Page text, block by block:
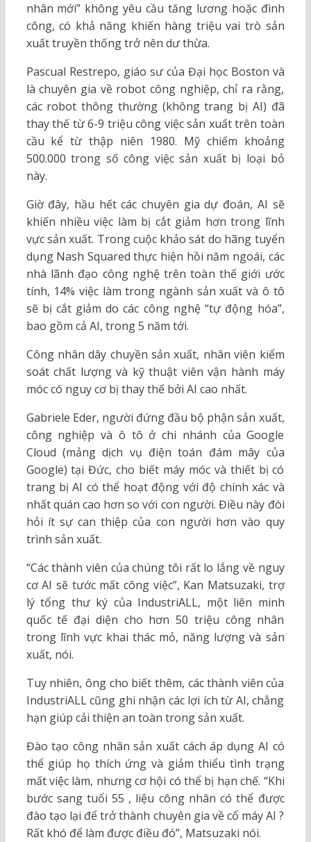
nhân mới” không yêu cầu tăng lương hoặc đình
công, có khả năng khiến hàng triệu vai trò sản
xuất truyền thống trở nên dư thừa.
Pascual Restrepo, giáo sư của Đại học Boston và
là chuyên gia về robot công nghiệp, chỉ ra rằng,
các robot thông thường (không trang bị AI) đã
thay thế từ 6-9 triệu công việc sản xuất trên toàn
cầu kể từ thập niên 1980. Mỹ chiếm khoảng
500.000 trong số công việc sản xuất bị loại bỏ
này.
Giờ đây, hầu hết các chuyên gia dự đoán, AI sẽ
khiến nhiều việc làm bị cắt giảm hơn trong lĩnh
vực sản xuất. Trong cuộc khảo sát do hãng tuyển
dụng Nash Squared thực hiện hồi năm ngoái, các
nhà lãnh đạo công nghệ trên toàn thế giới ước
tính, 14% việc làm trong ngành sản xuất và ô tô
sẽ bị cắt giảm do các công nghệ “tự động hóa”,
bao gồm cả AI, trong 5 năm tới.
Công nhân dây chuyền sản xuất, nhân viên kiểm
soát chất lượng và kỹ thuật viên vận hành máy
móc có nguy cơ bị thay thế bởi AI cao nhất.
Gabriele Eder, người đứng đầu bộ phận sản xuất,
công nghiệp và ô tô ở chi nhánh của Google
Cloud (mảng dịch vụ điện toán đám mây của
Google) tại Đức, cho biết máy móc và thiết bị có
trang bị AI có thể hoạt động với độ chính xác và
nhất quán cao hơn so với con người. Điều này đòi
hỏi ít sự can thiệp của con người hơn vào quy
trình sản xuất.
“Các thành viên của chúng tôi rất lo lắng về nguy
cơ AI sẽ tước mất công việc”, Kan Matsuzaki, trợ
lý tổng thư ký của IndustriALL, một liên minh
quốc tế đại diện cho hơn 50 triệu công nhân
trong lĩnh vực khai thác mỏ, năng lượng và sản
xuất, nói.
Tuy nhiên, ông cho biết thêm, các thành viên của
IndustriALL cũng ghi nhận các lợi ích từ AI, chẳng
hạn giúp cải thiện an toàn trong sản xuất.
Đào tạo công nhân sản xuất cách áp dụng AI có
thể giúp họ thích ứng và giảm thiểu tình trạng
mất việc làm, nhưng cơ hội có thể bị hạn chế. “Khi
bước sang tuổi 55 , liệu công nhân có thể được
đào tạo lại để trở thành chuyên gia về cổ máy AI ?
Rất khó để làm được điều đó”, Matsuzaki nói.